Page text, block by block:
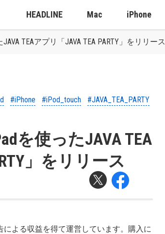
HEADLINE Mac iPhone
TEAアプリ「JAVA TEA PARTY」をリリース
#iPhone #iPod_touch #JAVA_TEA_PARTY
を使ったJAVA TEA
」をリリース
よる収益を得て運営しています。購入に